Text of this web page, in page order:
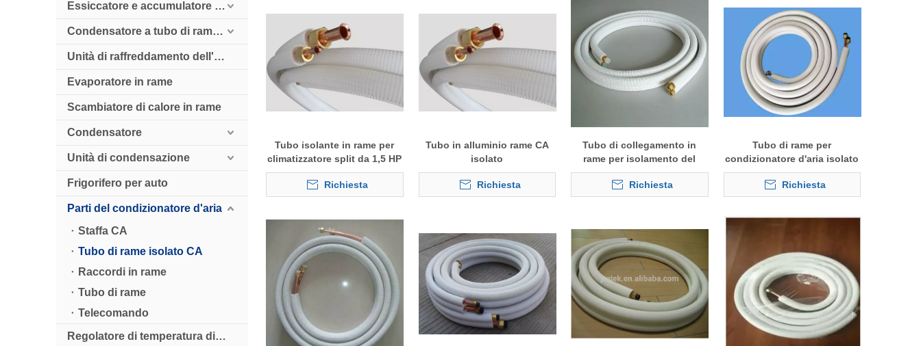
Essiccatore e accumulatore e valvola di ritegno
Condensatore a tubo di rame raffreddato ad aria
Unità di raffreddamento dell'aria
Evaporatore in rame
Scambiatore di calore in rame
Condensatore
Unità di condensazione
Frigorifero per auto
Parti del condizionatore d'aria
Staffa CA
Tubo di rame isolato CA
Raccordi in rame
Tubo di rame
Telecomando
Regolatore di temperatura digitale
Tubo isolante in rame per
climatizzatore split da 1,5 HP
1/4 3/8
Richiesta
Tubo in alluminio rame CA
isolato
Richiesta
Tubo di collegamento in
rame per isolamento del
condizionatore d'aria HVAC
Richiesta
Tubo di rame per
condizionatore d'aria isolato
in alluminio per AC
Richiesta